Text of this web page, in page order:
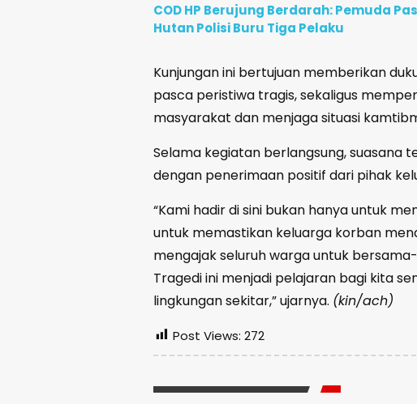
COD HP Berujung Berdarah: Pemuda
Hutan Polisi Buru Tiga Pelaku
Kunjungan ini bertujuan memberikan
pasca peristiwa tragis, sekaligus
masyarakat dan menjaga situasi
Selama kegiatan berlangsung, suasana
dengan penerimaan positif dari pihak
“Kami hadir di sini bukan hanya untuk
untuk memastikan keluarga korban
mengajak seluruh warga untuk
Tragedi ini menjadi pelajaran bagi kita
lingkungan sekitar,” ujarnya. (kin/ach)
Post Views: 272